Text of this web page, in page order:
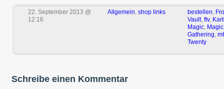
22. September 2013 @
12:16
Allgemein,shop links bestellen,
Vault, ftv,
Magic,
Gathering,
Twenty
Schreibe einen Kommentar